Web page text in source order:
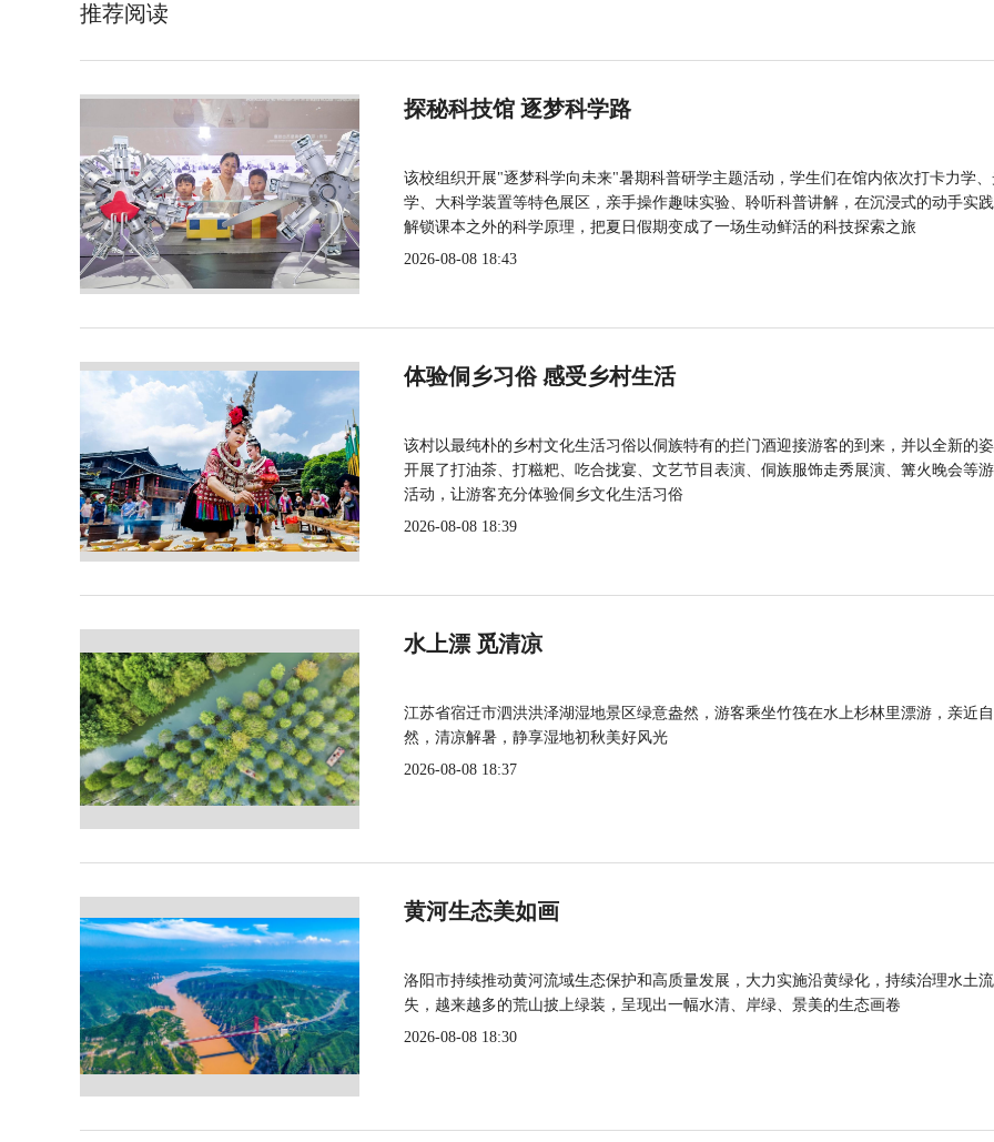
推荐阅读
探秘科技馆 逐梦科学路
该校组织开展"逐梦科学向未来"暑期科普研学主题活动，学生们在馆内依次打卡力学
学、大科学装置等特色展区，亲手操作趣味实验、聆听科普讲解，在沉浸式的动手实
解锁课本之外的科学原理，把夏日假期变成了一场生动鲜活的科技探索之旅
2026-08-08 18:43
体验侗乡习俗 感受乡村生活
该村以最纯朴的乡村文化生活习俗以侗族特有的拦门酒迎接游客的到来，并以全新的
开展了打油茶、打糍粑、吃合拢宴、文艺节目表演、侗族服饰走秀展演、篝火晚会等
活动，让游客充分体验侗乡文化生活习俗
2026-08-08 18:39
水上漂 觅清凉
江苏省宿迁市泗洪洪泽湖湿地景区绿意盎然，游客乘坐竹筏在水上杉林里漂游，亲近自
然，清凉解暑，静享湿地初秋美好风光
2026-08-08 18:37
黄河生态美如画
洛阳市持续推动黄河流域生态保护和高质量发展，大力实施沿黄绿化，持续治理水土流
失，越来越多的荒山披上绿装，呈现出一幅水清、岸绿、景美的生态画卷
2026-08-08 18:30